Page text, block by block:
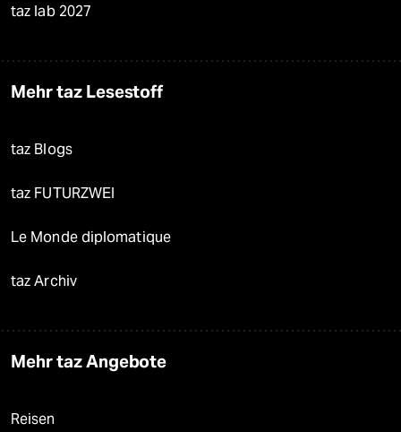
taz lab 2027
Mehr taz Lesestoff
taz Blogs
taz FUTURZWEI
Le Monde diplomatique
taz Archiv
Mehr taz Angebote
Reisen